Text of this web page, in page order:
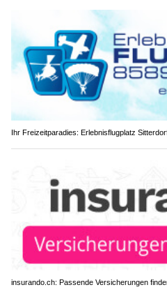
Ihr Freizeitparadies: Erlebnisflugplatz
insurando.ch: Passende Versicherungen